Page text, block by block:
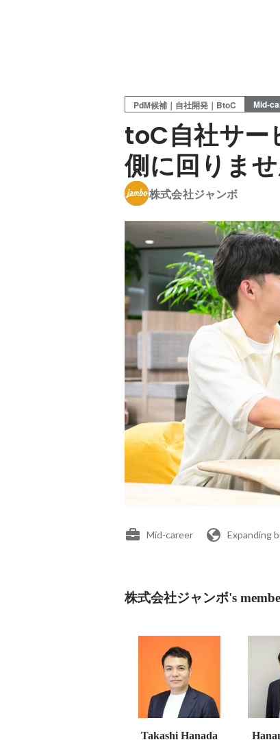
PdM候補｜自社開発｜BtoC Mid-
toC自社サー
側に回りま
株式会社ジャンボ
Mid-career Expanding
株式会社ジャンボ's
Takashi Hanada